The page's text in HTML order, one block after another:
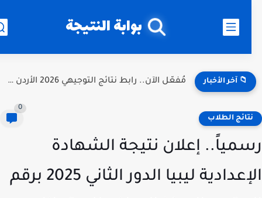
بوابة النتيجة
📁 آخر الأخبار مُفعّل الآن.. رابط نتائج التوجيهي 2026 الأردن برقم الجلوس عبر...
الطلاب
إعلان نتيجة الشهادة
الإعدادية ليبيا الدور الثاني 2025 برقم